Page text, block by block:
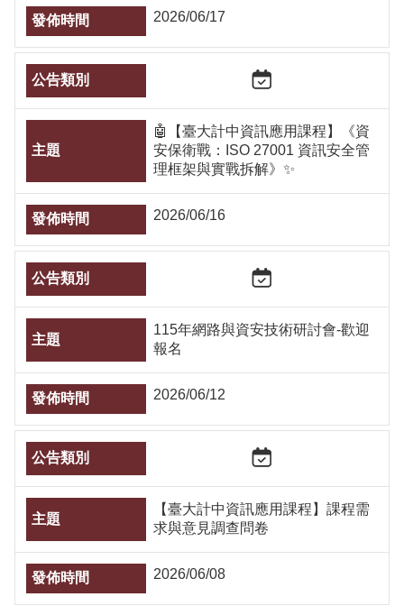
2026/06/17
🤖【臺大計中資訊應用課程】《資
安保衛戰：ISO 27001 資訊安全管
理框架與實戰拆解》✨
2026/06/16
115年網路與資安技術研討會-歡迎
報名
2026/06/12
【臺大計中資訊應用課程】課程需
求與意見調查問卷
2026/06/08